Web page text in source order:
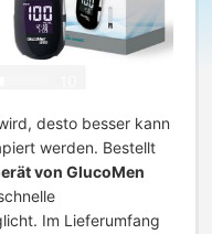
desto besser kann
werden. Bestellt
von GlucoMen
Im Lieferumfang